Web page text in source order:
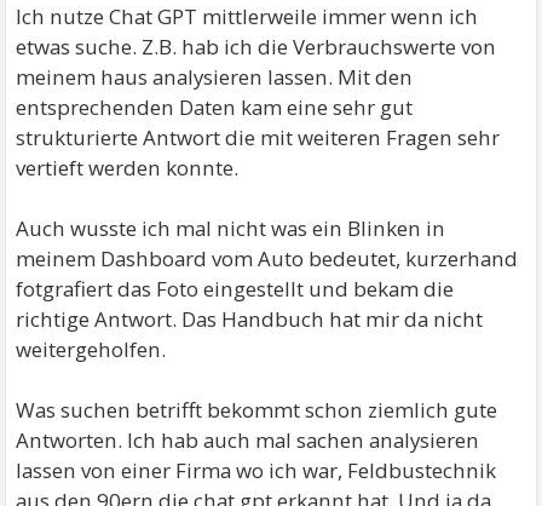
Ich nutze Chat GPT mittlerweile immer wenn ich
etwas suche. Z.B. hab ich die Verbrauchswerte von
meinem haus analysieren lassen. Mit den
entsprechenden Daten kam eine sehr gut
strukturierte Antwort die mit weiteren Fragen sehr
vertieft werden konnte.
Auch wusste ich mal nicht was ein Blinken in
meinem Dashboard vom Auto bedeutet, kurzerhand
fotgrafiert das Foto eingestellt und bekam die
richtige Antwort. Das Handbuch hat mir da nicht
weitergeholfen.
Was suchen betrifft bekommt schon ziemlich gute
Antworten. Ich hab auch mal sachen analysieren
lassen von einer Firma wo ich war, Feldbustechnik
aus den 90ern die chat gpt erkannt hat. Und ja da